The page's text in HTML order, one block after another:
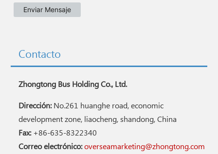
Contacto
Zhongtong Bus Holding Co., Ltd.
Dirección:No.261 huanghe road, economic
development zone, liaocheng, shandong, China
Fax:+86-635-8322340
Correo electrónico:overseamarketing@zhongtong.com